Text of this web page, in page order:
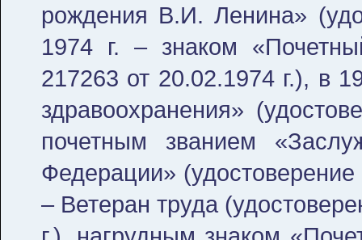
рождения В.И. Ленина»
1974 г. – знаком
217263 от 20.02.1974 г.), в
здравоохранения»
почетным званием
Федерации»
– Ветеран труда